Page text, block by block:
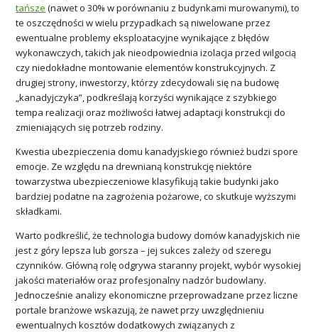
tańsze (nawet o 30% w porównaniu z budynkami murowanymi), to
te oszczędności w wielu przypadkach są niwelowane przez
ewentualne problemy eksploatacyjne wynikające z błędów
wykonawczych, takich jak nieodpowiednia izolacja przed wilgocią
czy niedokładne montowanie elementów konstrukcyjnych. Z
drugiej strony, inwestorzy, którzy zdecydowali się na budowę
„kanadyjczyka”, podkreślają korzyści wynikające z szybkiego
tempa realizacji oraz możliwości łatwej adaptacji konstrukcji do
zmieniających się potrzeb rodziny.
Kwestia ubezpieczenia domu kanadyjskiego również budzi spore
emocje. Ze względu na drewnianą konstrukcję niektóre
towarzystwa ubezpieczeniowe klasyfikują takie budynki jako
bardziej podatne na zagrożenia pożarowe, co skutkuje wyższymi
składkami.
Warto podkreślić, że technologia budowy domów kanadyjskich nie
jest z góry lepsza lub gorsza – jej sukces zależy od szeregu
czynników. Główną rolę odgrywa staranny projekt, wybór wysokiej
jakości materiałów oraz profesjonalny nadzór budowlany.
Jednocześnie analizy ekonomiczne przeprowadzane przez liczne
portale branżowe wskazują, że nawet przy uwzględnieniu
ewentualnych kosztów dodatkowych związanych z